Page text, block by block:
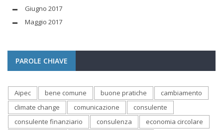
Giugno 2017
Maggio 2017
PAROLE CHIAVE
Aipec bene comune buone pratiche
cambiamento
climate change
comunicazione
consulente
consulente finanziario
consulenza
economia circolare